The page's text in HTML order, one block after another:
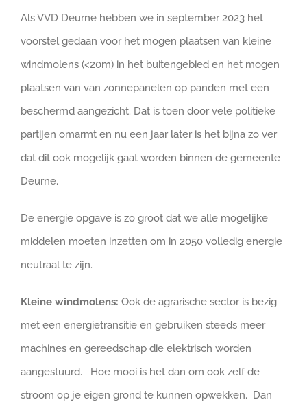
Als VVD Deurne hebben we in september 2023 het
voorstel gedaan voor het mogen plaatsen van kleine
windmolens (<20m) in het buitengebied en het mogen
plaatsen van van zonnepanelen op panden met een
beschermd aangezicht. Dat is toen door vele politieke
partijen omarmt en nu een jaar later is het bijna zo ver
dat dit ook mogelijk gaat worden binnen de gemeente
Deurne.
De energie opgave is zo groot dat we alle mogelijke
middelen moeten inzetten om in 2050 volledig energie
neutraal te zijn.
Kleine windmolens: Ook de agrarische sector is bezig
met een energietransitie en gebruiken steeds meer
machines en gereedschap die elektrisch worden
aangestuurd. Hoe mooi is het dan om ook zelf de
stroom op je eigen grond te kunnen opwekken. Dan